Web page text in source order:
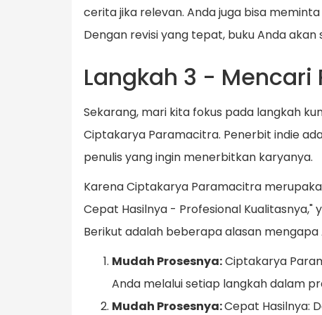
cerita jika relevan. Anda juga bisa
Dengan revisi yang tepat, buku Anda akan
Langkah 3 -
Sekarang, mari kita fokus pada langkah
Ciptakarya Paramacitra. Penerbit indie
penulis yang ingin menerbitkan karyanya.
Karena Ciptakarya Paramacitra
Cepat Hasilnya - Profesional
Berikut adalah beberapa alasan mengapa
Mudah Prosesnya:Ciptakarya
Anda melalui setiap langkah dalam
Mudah Prosesnya:Cepat Hasilnya: